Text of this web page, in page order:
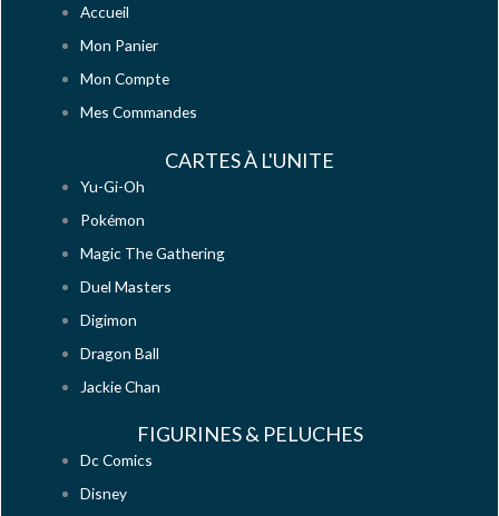
Accueil
Mon Panier
Mon Compte
Mes Commandes
CARTES À L'UNITE
Yu-Gi-Oh
Pokémon
Magic The Gathering
Duel Masters
Digimon
Dragon Ball
Jackie Chan
FIGURINES & PELUCHES
Dc Comics
Disney